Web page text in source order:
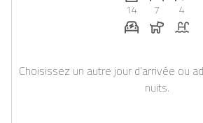
14
7
4
Station de
Chiens
Choisissez un autre jour d’arrivée ou
nuits.